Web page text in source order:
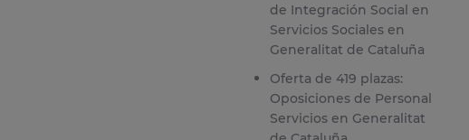
de Integración Social en
Servicios Sociales en
Generalitat de Cataluña
Oferta de 419 plazas:
Oposiciones de Personal
Servicios en Generalitat